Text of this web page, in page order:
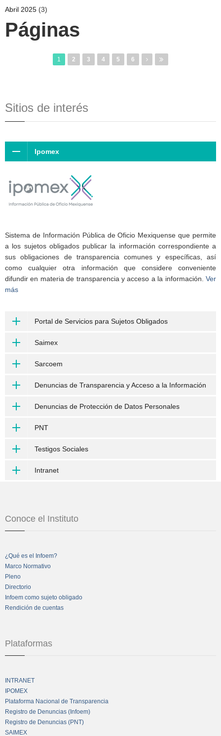
Abril 2025 (3)
Páginas
1 2 3 4 5 6
Sitios de interés
Ipomex
Sistema de Información Pública de Oficio Mexiquense que permite
a los sujetos obligados publicar la información correspondiente a
sus obligaciones de transparencia comunes y específicas, así
como cualquier otra información que considere conveniente
difundir en materia de transparencia y acceso a la información. Ver
más
Portal de Servicios para Sujetos Obligados
Saimex
Sarcoem
Denuncias de Transparencia y Acceso a la Información
Denuncias de Protección de Datos Personales
PNT
Testigos Sociales
Intranet
Conoce el Instituto
¿Qué es el Infoem?
Marco Normativo
Pleno
Directorio
Infoem como sujeto obligado
Rendición de cuentas
Plataformas
INTRANET
IPOMEX
Plataforma Nacional de Transparencia
Registro de Denuncias (Infoem)
Registro de Denuncias (PNT)
SAIMEX